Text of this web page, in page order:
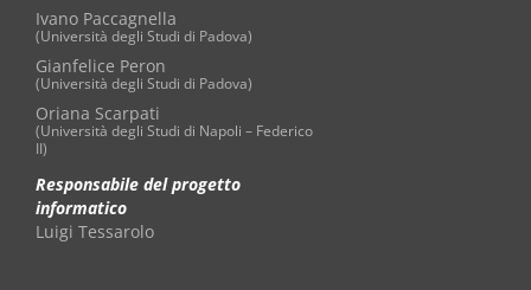
Ivano Paccagnella
(Università degli Studi di Padova)
Gianfelice Peron
(Università degli Studi di Padova)
Oriana Scarpati
(Università degli Studi di Napoli – Federico
II)
Responsabile del progetto
informatico
Luigi Tessarolo